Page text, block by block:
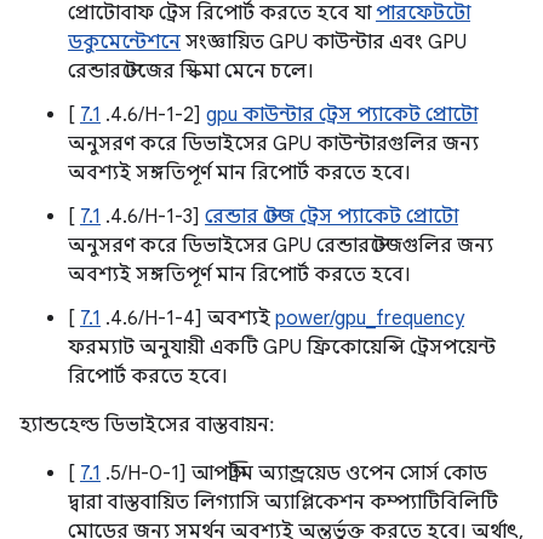
প্রোটোবাফ ট্রেস রিপোর্ট করতে হবে যাপারফেটটো
ডকুমেন্টেশনে সংজ্ঞায়িত GPU কাউন্টার এবং GPU
রেন্ডারস্টেজের স্কিমা মেনে চলে।
[ 7.1 .4.6/H-1-2] gpu কাউন্টার ট্রেস প্যাকেট প্রোটো
অনুসরণ করে ডিভাইসের GPU কাউন্টারগুলির জন্য
অবশ্যই সঙ্গতিপূর্ণ মান রিপোর্ট করতে হবে।
[ 7.1 .4.6/H-1-3] রেন্ডার স্টেজ ট্রেস প্যাকেট প্রোটো
অনুসরণ করে ডিভাইসের GPU রেন্ডারস্টেজগুলির জন্য
অবশ্যই সঙ্গতিপূর্ণ মান রিপোর্ট করতে হবে।
[ 7.1 .4.6/H-1-4] অবশ্যই power/gpu_frequency
ফরম্যাট অনুযায়ী একটি GPU ফ্রিকোয়েন্সি ট্রেসপয়েন্ট
রিপোর্ট করতে হবে।
হ্যান্ডহেল্ড ডিভাইসের বাস্তবায়ন:
[ 7.1 .5/H-0-1] আপস্ট্রিম অ্যান্ড্রয়েড ওপেন সোর্স কোড
দ্বারা বাস্তবায়িত লিগ্যাসি অ্যাপ্লিকেশন কম্প্যাটিবিলিটি
মোডের জন্য সমর্থন অবশ্যই অন্তর্ভুক্ত করতে হবে। অর্থাৎ,